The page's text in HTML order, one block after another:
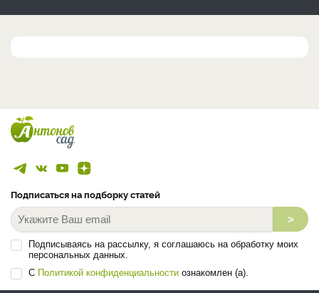
Подписаться на подборку статей
>
Подписываясь на рассылку, я соглашаюсь на обработку моих
персональных данных.
С Политикой конфиденциальности ознакомлен (а).